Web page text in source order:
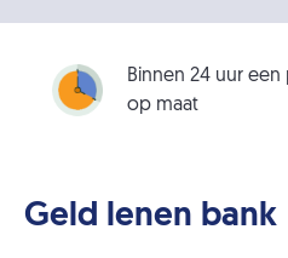
Binnen 24 uur
op maat
Geld lenen bank